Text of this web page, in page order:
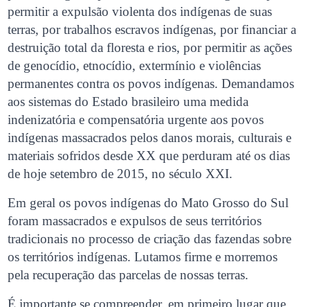
permitir a expulsão violenta dos indígenas de suas
terras, por trabalhos escravos indígenas, por financiar a
destruição total da floresta e rios, por permitir as ações
de genocídio, etnocídio, extermínio e violências
permanentes contra os povos indígenas. Demandamos
aos sistemas do Estado brasileiro uma medida
indenizatória e compensatória urgente aos povos
indígenas massacrados pelos danos morais, culturais e
materiais sofridos desde XX que perduram até os dias
de hoje setembro de 2015, no século XXI.
Em geral os povos indígenas do Mato Grosso do Sul
foram massacrados e expulsos de seus territórios
tradicionais no processo de criação das fazendas sobre
os territórios indígenas. Lutamos firme e morremos
pela recuperação das parcelas de nossas terras.